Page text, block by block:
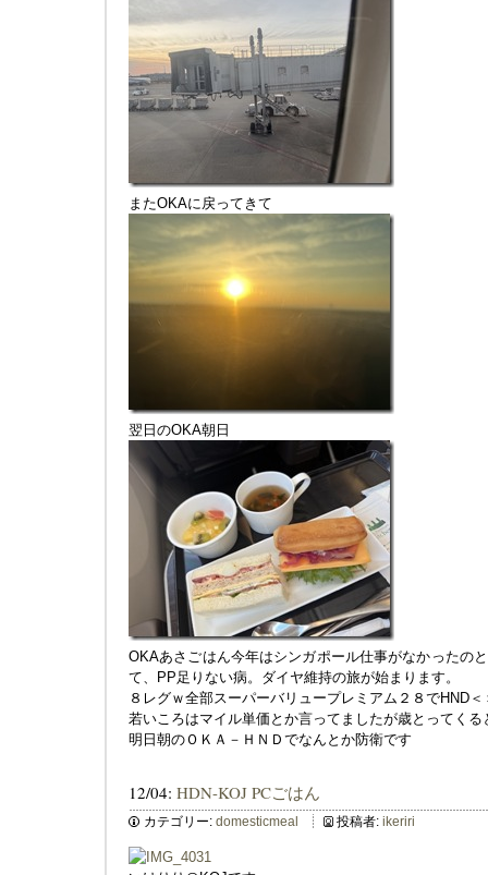
またOKAに戻ってきて
翌日のOKA朝日
OKAあさごはん今年はシンガポール仕事がなかったの
て、PP足りない病。ダイヤ維持の旅が始まります。
８レグｗ全部スーパーバリュープレミアム２８でHND＜
若いころはマイル単価とか言ってましたが歳とってくる
明日朝のＯＫＡ－ＨＮＤでなんとか防衛です
12/04: HDN-KOJ PCごはん
カテゴリー: domesticmeal 投稿者: ikeriri